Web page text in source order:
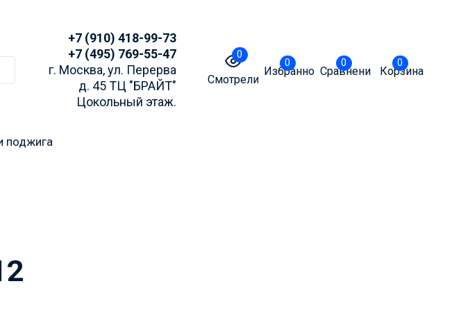
+7 (910) 418-99-73
+7 (495) 769-55-47
г. Москва, ул. Перерва
д. 45 ТЦ "БРАЙТ"
Цокольный этаж.
0
Смотрели
0
Избранное
0
Сравнение
0
Корзина
поджига